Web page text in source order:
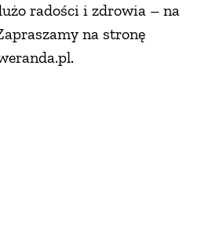
radości i zdrowia – na
na stronę